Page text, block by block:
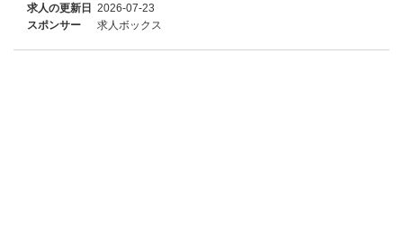
求人の更新日 2026-07-23
スポンサー
求人ボックス